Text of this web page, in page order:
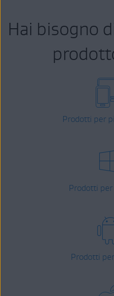
Hai bisogno
Prodotti per
Prodotti
Prodotti